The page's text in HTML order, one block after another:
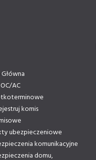
AC
komis
ubezpieczeniowe
komunikacyjne
domu,